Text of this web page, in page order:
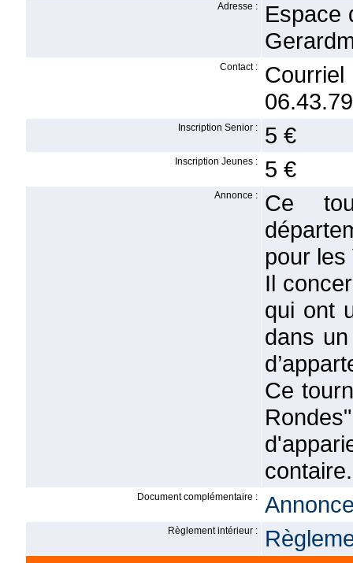
Adresse :
Espace
Contact :
Inscription Senior : 5 €
Inscription Jeunes : 5 €
Annonce :
Ce
pour les
Il
qui ont
dans
Ce
contaire.
Document complémentaire :
Règlement intérieur :